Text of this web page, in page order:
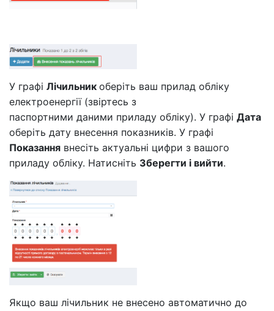
У графі Лічильник оберіть ваш прилад обліку
електроенергії (звіртесь з
паспортними даними приладу обліку). У графі Дата
оберіть дату внесення показників. У графі
Показання внесіть актуальні цифри з вашого
приладу обліку. Натисніть Зберегти і вийти.
Якщо ваш лічильник не внесено автоматично до